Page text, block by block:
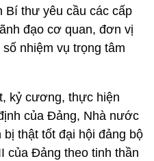
Bí thư yêu cầu các cấp
đạo cơ quan, đơn vị
nhiệm vụ trọng tâm
kỷ cương, thực hiện
của Đảng, Nhà nước
thật tốt đại hội đảng bộ
của Đảng theo tinh thần